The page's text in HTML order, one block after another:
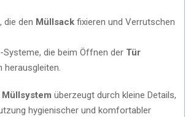
die den Müllsack fixieren und Verrutschen
-Systeme, die beim Öffnen der Tür
Müllsystem überzeugt durch kleine Details,
hygienischer und komfortabler